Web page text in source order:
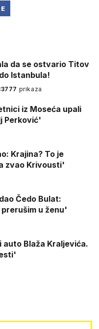
da se ostvario Titov
Istanbula!
prikaza
iz Moseća upali
Perković'
Krajina? To je
zvao Krivousti'
Čedo Bulat:
u ženu'
Blaža Kraljevića.